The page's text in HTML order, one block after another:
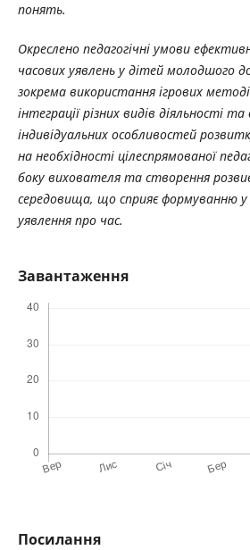
понять.
Окреслено педагогічні умови
часових уявлень у дітей молодшого
зокрема використання ігрових
інтеграції різних видів діяльності
індивідуальних особливостей
на необхідності цілеспрямованої
боку вихователя та створення
середовища, що сприяє формуванню у
уявлення про час.
Завантаження
Посилання